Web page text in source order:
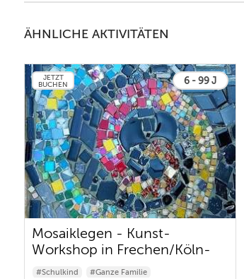
ÄHNLICHE AKTIVITÄTEN
JETZT
BUCHEN
6 - 99 J
Mosaiklegen - Kunst-
Workshop in Frechen/Köln-
West
#Schulkind #Ganze Familie